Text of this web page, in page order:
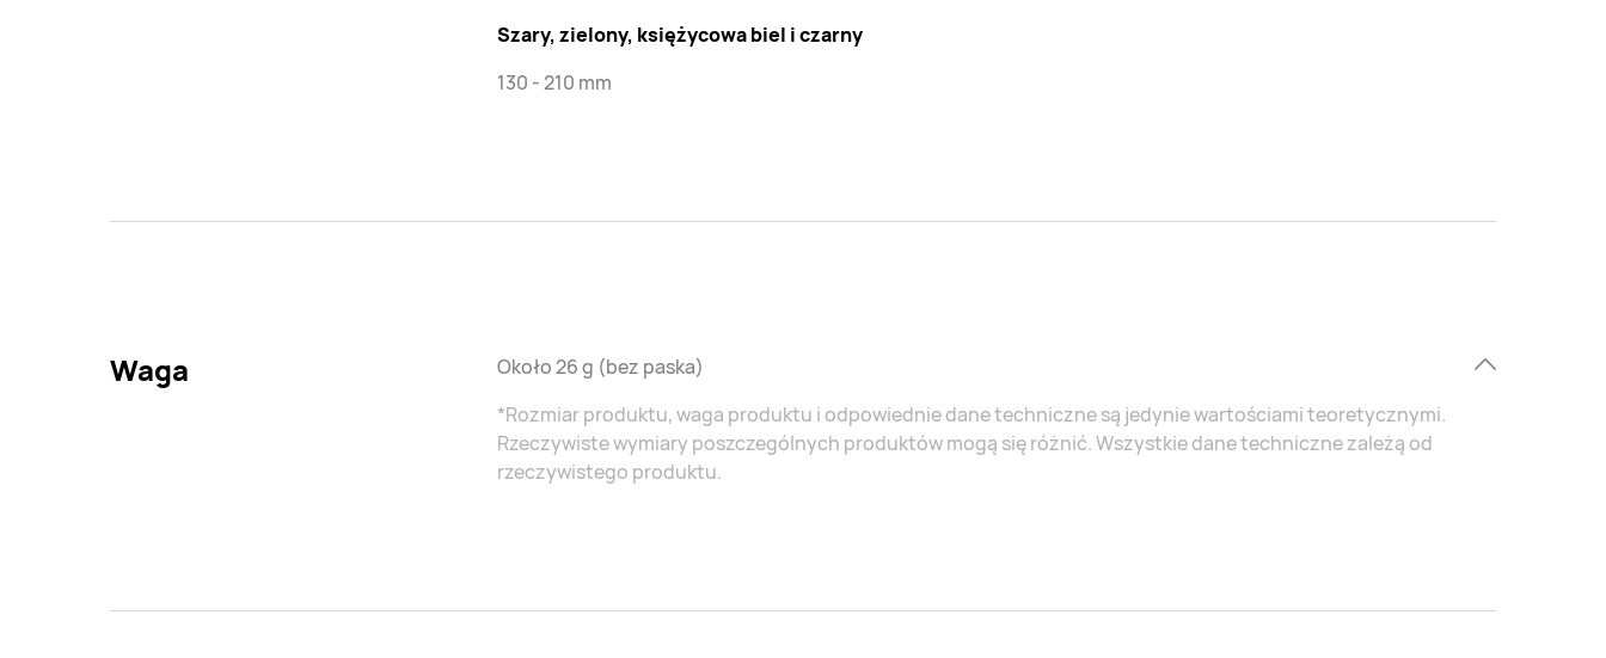
Szary, zielony, księżycowa biel i czarny
130 - 210 mm
Waga
Około 26 g (bez paska)
*Rozmiar produktu, waga produktu i odpowiednie dane techniczne są jedynie wartościami teoretycznymi.
Rzeczywiste wymiary poszczególnych produktów mogą się różnić. Wszystkie dane techniczne zależą od
rzeczywistego produktu.